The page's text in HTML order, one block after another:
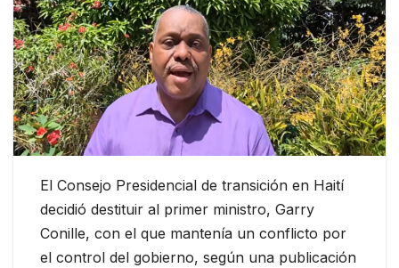
El Consejo Presidencial de transición en Haití
decidió destituir al primer ministro, Garry
Conille, con el que mantenía un conflicto por
el control del gobierno, según una publicación